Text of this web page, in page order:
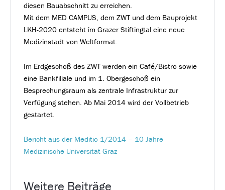
diesen Bauabschnitt zu erreichen.
Mit dem MED CAMPUS, dem ZWT und dem Bauprojekt
LKH-2020 entsteht im Grazer Stiftingtal eine neue
Medizinstadt von Weltformat.
Im Erdgeschoß des ZWT werden ein Café/Bistro sowie
eine Bankfiliale und im 1. Obergeschoß ein
Besprechungsraum als zentrale Infrastruktur zur
Verfügung stehen. Ab Mai 2014 wird der Vollbetrieb
gestartet.
Bericht aus der Meditio 1/2014 – 10 Jahre
Medizinische Universität Graz
Weitere Beiträge